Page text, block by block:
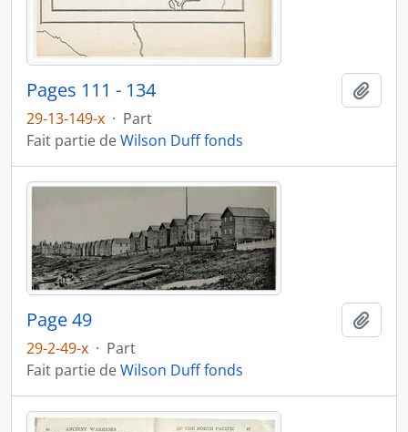
Pages 111 - 134
29-13-149-x · Part
Fait partie deWilson Duff fonds
Page 49
29-2-49-x · Part
Fait partie deWilson Duff fonds